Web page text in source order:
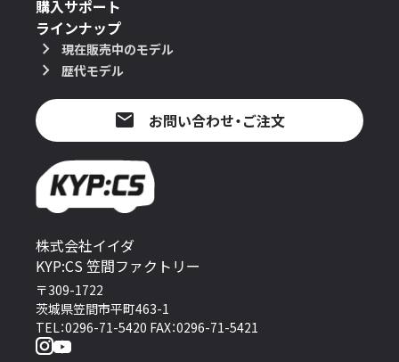
株式会社イイダ
KYP:CS 笠間ファクトリー
〒309-1722
茨城県笠間市平町463-1
TEL：0296-71-5420 FAX：0296-71-5421
購入サポート
ラインナップ
現在販売中のモデル
歴代モデル
お問い合わせ・ご注文